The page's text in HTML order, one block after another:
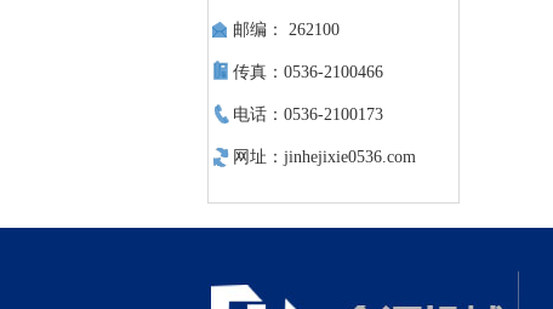
邮编： 262100
传真：0536-2100466
电话：0536-2100173
网址：jinhejixie0536.com